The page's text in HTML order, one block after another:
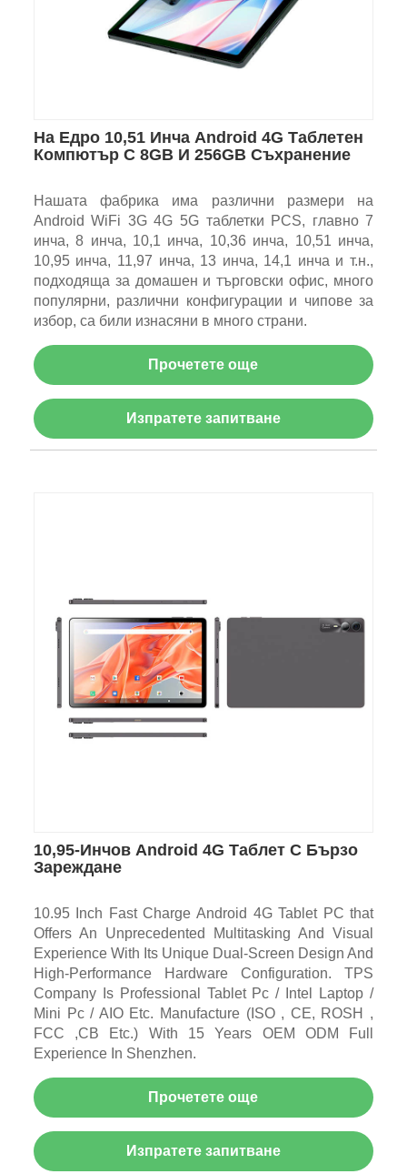
На Едро 10,51 Инча Android 4G Таблетен
Компютър С 8GB И 256GB Съхранение
Нашата фабрика има различни размери на
Android WiFi 3G 4G 5G таблетки PCS, главно 7
инча, 8 инча, 10,1 инча, 10,36 инча, 10,51 инча,
10,95 инча, 11,97 инча, 13 инча, 14,1 инча и т.н.,
подходяща за домашен и търговски офис, много
популярни, различни конфигурации и чипове за
избор, са били изнасяни в много страни.
Прочетете още
Изпратете запитване
10,95-Инчов Android 4G Таблет С Бързо
Зареждане
10.95 Inch Fast Charge Android 4G Tablet PC that
Offers An Unprecedented Multitasking And Visual
Experience With Its Unique Dual-Screen Design And
High-Performance Hardware Configuration. TPS
Company Is Professional Tablet Pc / Intel Laptop /
Mini Pc / AIO Etc. Manufacture (ISO , CE, ROSH ,
FCC ,CB Etc.) With 15 Years OEM ODM Full
Experience In Shenzhen.
Прочетете още
Изпратете запитване